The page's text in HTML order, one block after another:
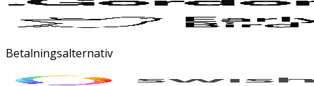
Betalningsalternativ